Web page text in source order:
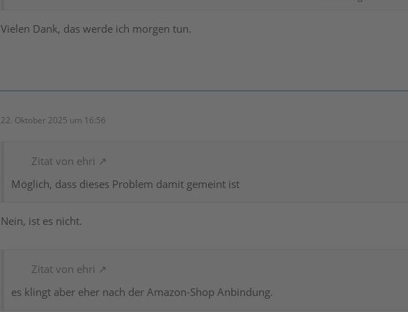
"Problematik hierbei ist, dass das neuste Update probleme mit Intel-Prozessoren
buhl:Support B.Odendahl
Vielen Dank, das werde ich morgen tun.
22. Oktober 2025 um 16:56
Zitat von ehri
Möglich, dass dieses Problem damit gemeint ist
Nein, ist es nicht.
Zitat von ehri
es klingt aber eher nach der Amazon-Shop Anbindung.